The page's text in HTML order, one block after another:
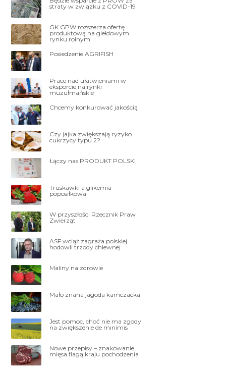
straty w związku z COVID-19
GK GPW rozszerza ofertę
produktową na giełdowym
rynku rolnym
Posiedzenie AGRIFISH
Prace nad ułatwieniami w
eksporcie na rynki
muzułmańskie
Chcemy konkurować jakością
Czy jajka zwiększają ryzyko
cukrzycy typu 2?
Łączy nas PRODUKT POLSKI
Truskawki a glikemia
poposiłkowa
W przyszłości Rzecznik Praw
Zwierząt
ASF wciąż zagraża polskiej
hodowli trzody chlewnej
Maliny na zdrowie
Mało znana jagoda kamczacka
Jest pomoc, choć nie ma zgody
na zwiększenie de minimis
Nowe przepisy – znakowanie
mięsa flagą kraju pochodzenia